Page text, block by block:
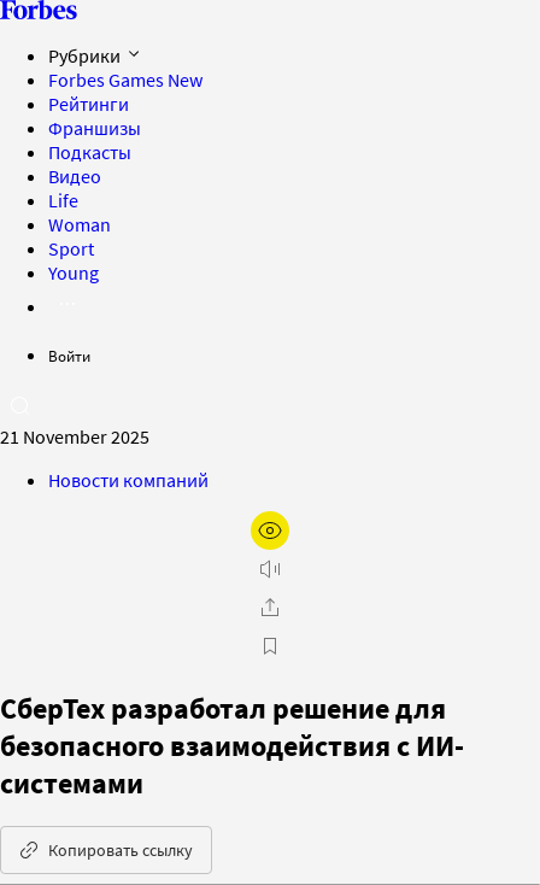
Рубрики
Forbes Games New
Рейтинги
Франшизы
Подкасты
Видео
Life
Woman
Sport
Young
Войти
21 November 2025
Новости компаний
СберТех разработал решение для
безопасного взаимодействия с ИИ-
системами
Копировать ссылку